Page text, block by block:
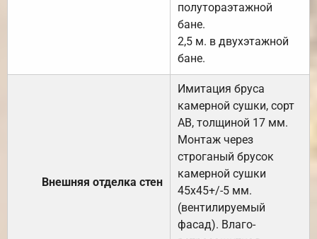
полутораэтажной
бане.
2,5 м. в двухэтажной
бане.
Внешняя отделка стен
Имитация бруса
камерной сушки, сорт
АВ, толщиной 17 мм.
Монтаж через
строганый брусок
камерной сушки
45х45+/-5 мм.
(вентилируемый
фасад). Влаго-